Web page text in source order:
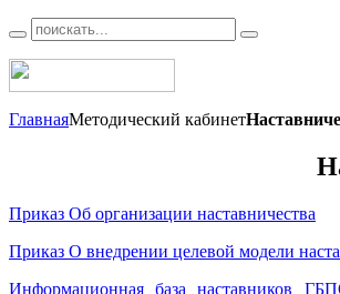
ГлавнаяМетодический кабинет
Приказ Об организации наставничества
Приказ О внедрении целевой модели
Информационная база наставников